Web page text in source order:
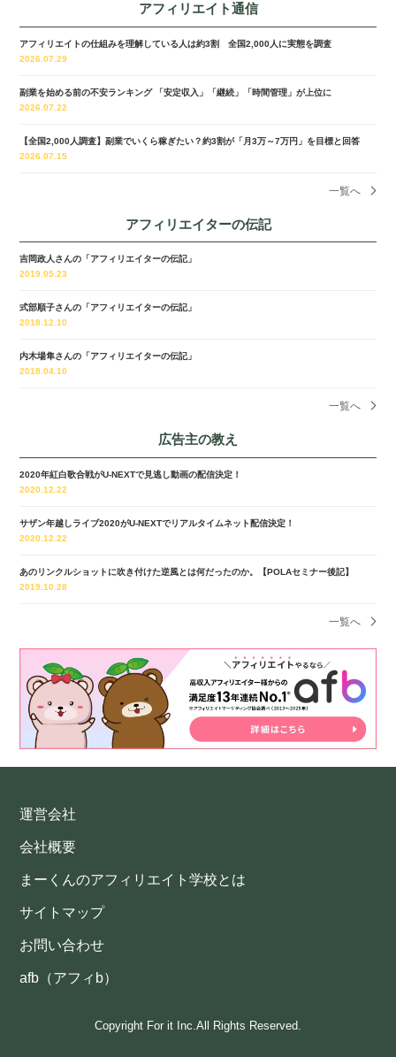
アフィリエイト通信
アフィリエイトの仕組みを理解している人は約3割 全国2,000人に実態を調査
2026.07.29
副業を始める前の不安ランキング 「安定収入」「継続」「時間管理」が上位に
2026.07.22
【全国2,000人調査】副業でいくら稼ぎたい？約3割が「月3万～7万円」を目標と回答
2026.07.15
一覧へ
アフィリエイターの伝記
吉岡政人さんの「アフィリエイターの伝記」
2019.05.23
式部順子さんの「アフィリエイターの伝記」
2018.12.10
内木場隼さんの「アフィリエイターの伝記」
2018.04.10
一覧へ
広告主の教え
2020年紅白歌合戦がU-NEXTで見逃し動画の配信決定！
2020.12.22
サザン年越しライブ2020がU-NEXTでリアルタイムネット配信決定！
2020.12.22
あのリンクルショットに吹き付けた逆風とは何だったのか。【POLAセミナー後記】
2019.10.28
一覧へ
運営会社
会社概要
まーくんのアフィリエイト学校とは
サイトマップ
お問い合わせ
afb（アフィb）
Copyright For it Inc.All Rights Reserved.